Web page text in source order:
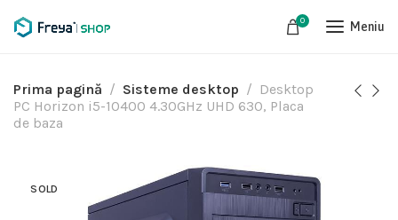
0 Meniu
Prima pagină Sisteme desktop
Desktop
PC Horizon i5-10400 4.30GHz UHD 630, Placa
de baza
SOLD